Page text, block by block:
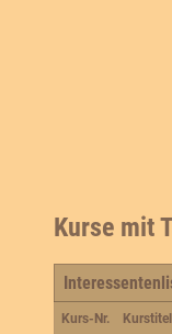
Kurse mit
Kurs-Nr. Kurstitel